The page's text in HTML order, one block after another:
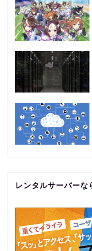
レンタルサーバー